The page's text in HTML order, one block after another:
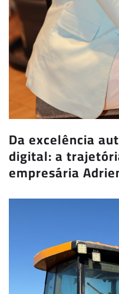
Da excelência
digital: a
empresária